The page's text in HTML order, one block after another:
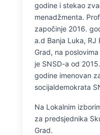
godine i stekao
menadžmenta.
započinje 2016.
a.d Banja Luka, RJ
Grad, na
je SNSD-a od
godine imenovan
socijaldemokrata
Na Lokalnim
za predsjednika
Grad.